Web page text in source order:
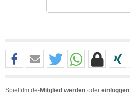
Spielfilm.de-Mitglied werden oder einloggen